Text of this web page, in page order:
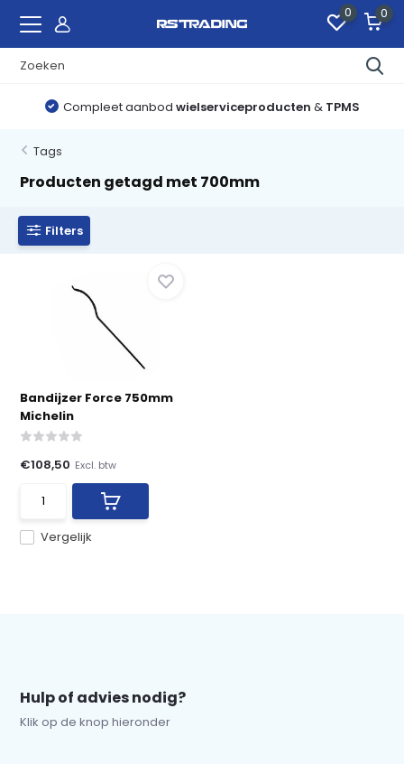
0 0
Compleet aanbod wielserviceproducten & TPMS
Tags
Producten getagd met 700mm
Filters
Bandijzer Force 750mm
Michelin
Vergelijk
€108,50 Excl. btw
Hulp of advies nodig?
Klik op de knop hieronder